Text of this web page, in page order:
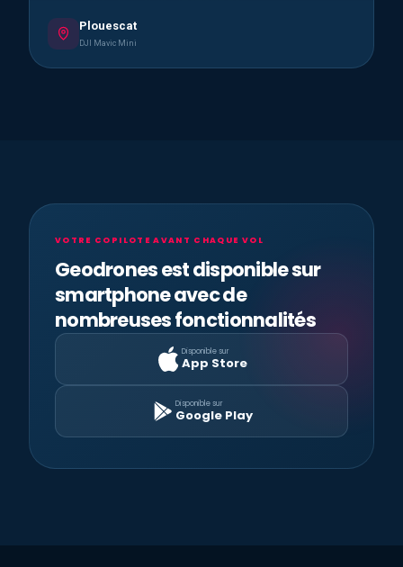
Plouescat
DJI Mavic Mini
VOTRE COPILOTE AVANT CHAQUE VOL
Geodrones est disponible sur
smartphone avec de
nombreuses fonctionnalités
Disponible sur
App Store
Disponible sur
Google Play